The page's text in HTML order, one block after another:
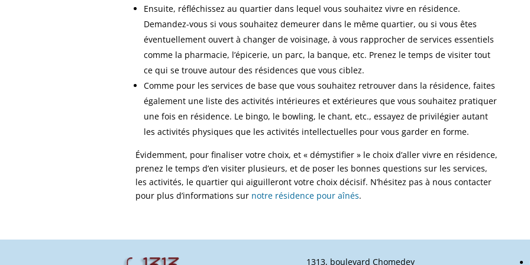
Ensuite, réfléchissez au quartier dans lequel vous souhaitez vivre en résidence.
Demandez-vous si vous souhaitez demeurer dans le même quartier, ou si vous êtes
éventuellement ouvert à changer de voisinage, à vous rapprocher de services essentiels
comme la pharmacie, l’épicerie, un parc, la banque, etc. Prenez le temps de visiter tout
ce qui se trouve autour des résidences que vous ciblez.
Comme pour les services de base que vous souhaitez retrouver dans la résidence, faites
également une liste des activités intérieures et extérieures que vous souhaitez pratiquer
une fois en résidence. Le bingo, le bowling, le chant, etc., essayez de privilégier autant
les activités physiques que les activités intellectuelles pour vous garder en forme.
Évidemment, pour finaliser votre choix, et « démystifier » le choix d’aller vivre en résidence,
prenez le temps d’en visiter plusieurs, et de poser les bonnes questions sur les services,
les activités, le quartier qui aiguilleront votre choix décisif. N’hésitez pas à nous contacter
pour plus d’informations sur notre résidence pour aînés.
1313, boulevard Chomedey